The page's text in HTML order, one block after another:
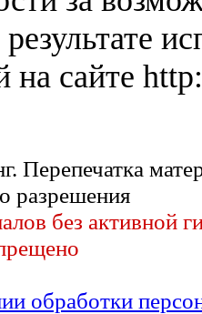
на сайте
Перепечатка
разрешения
без активной
обработки